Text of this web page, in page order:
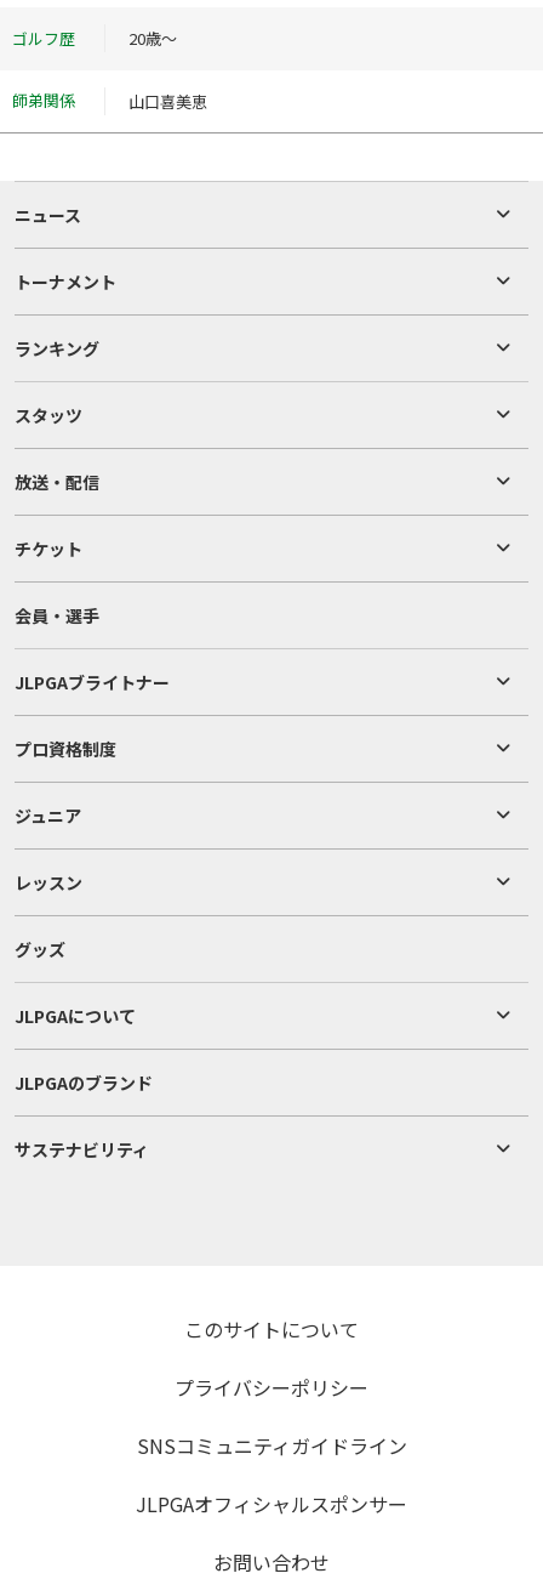
ゴルフ歴 20歳～
師弟関係 山口喜美恵
ニュース
トーナメント
ランキング
スタッツ
放送・配信
チケット
会員・選手
JLPGAブライトナー
プロ資格制度
ジュニア
レッスン
グッズ
JLPGAについて
JLPGAのブランド
サステナビリティ
このサイトについて
プライバシーポリシー
SNSコミュニティガイドライン
JLPGAオフィシャルスポンサー
お問い合わせ